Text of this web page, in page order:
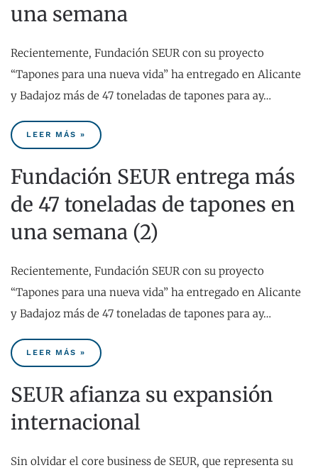
una semana
Recientemente, Fundación SEUR con su proyecto
“Tapones para una nueva vida” ha entregado en Alicante
y Badajoz más de 47 toneladas de tapones para ay…
LEER MÁS »
Fundación SEUR entrega más
de 47 toneladas de tapones en
una semana (2)
Recientemente, Fundación SEUR con su proyecto
“Tapones para una nueva vida” ha entregado en Alicante
y Badajoz más de 47 toneladas de tapones para ay…
LEER MÁS »
SEUR afianza su expansión
internacional
Sin olvidar el core business de SEUR, que representa su